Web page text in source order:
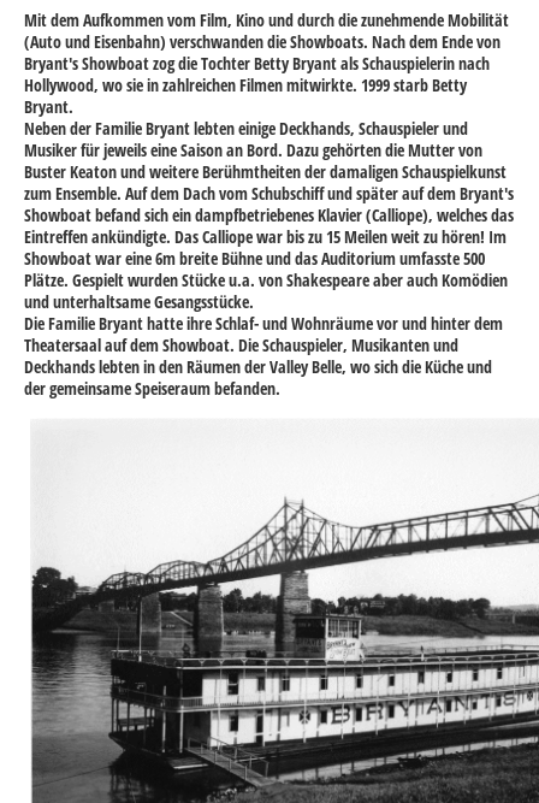
Mit dem Aufkommen vom Film, Kino und durch die zunehmende Mobilität
(Auto und Eisenbahn) verschwanden die Showboats. Nach dem Ende von
Bryant's Showboat zog die Tochter Betty Bryant als Schauspielerin nach
Hollywood, wo sie in zahlreichen Filmen mitwirkte. 1999 starb Betty
Bryant.
Neben der Familie Bryant lebten einige Deckhands, Schauspieler und
Musiker für jeweils eine Saison an Bord. Dazu gehörten die Mutter von
Buster Keaton und weitere Berühmtheiten der damaligen Schauspielkunst
zum Ensemble. Auf dem Dach vom Schubschiff und später auf dem Bryant's
Showboat befand sich ein dampfbetriebenes Klavier (Calliope), welches das
Eintreffen ankündigte. Das Calliope war bis zu 15 Meilen weit zu hören! Im
Showboat war eine 6m breite Bühne und das Auditorium umfasste 500
Plätze. Gespielt wurden Stücke u.a. von Shakespeare aber auch Komödien
und unterhaltsame Gesangsstücke.
Die Familie Bryant hatte ihre Schlaf- und Wohnräume vor und hinter dem
Theatersaal auf dem Showboat. Die Schauspieler, Musikanten und
Deckhands lebten in den Räumen der Valley Belle, wo sich die Küche und
der gemeinsame Speiseraum befanden.